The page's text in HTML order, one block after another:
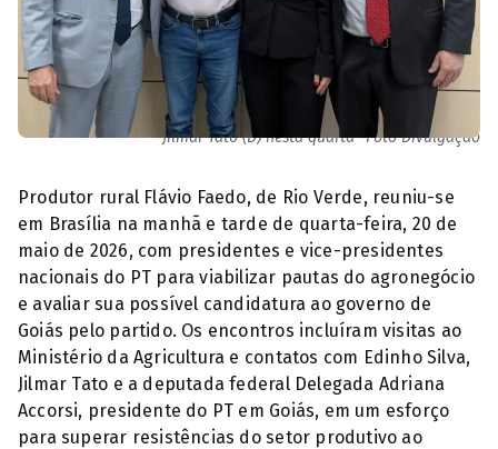
Flávio Faedo (sem terno), com Adriana Accorsi, Edinho Silva (E) e
Jilmar Tato (D) nesta quarta -Foto Divulgação
Produtor rural Flávio Faedo, de Rio Verde, reuniu-se
em Brasília na manhã e tarde de quarta-feira, 20 de
maio de 2026, com presidentes e vice-presidentes
nacionais do PT para viabilizar pautas do agronegócio
e avaliar sua possível candidatura ao governo de
Goiás pelo partido. Os encontros incluíram visitas ao
Ministério da Agricultura e contatos com Edinho Silva,
Jilmar Tato e a deputada federal Delegada Adriana
Accorsi, presidente do PT em Goiás, em um esforço
para superar resistências do setor produtivo ao